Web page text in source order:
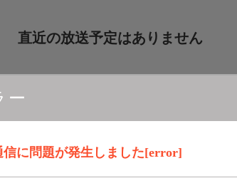
ー
信に問題が発生しました[error]
直近の放送予定はありません